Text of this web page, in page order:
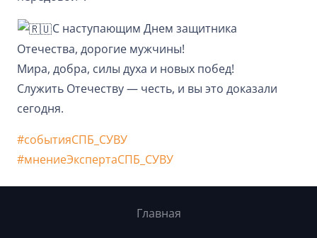
С наступающим Днем защитника
Отечества, дорогие мужчины!
Мира, добра, силы духа и новых побед!
Служить Отечеству — честь, и вы это доказали
сегодня.
#событияСПБ_СУВУ
#мнениеЭкспертаСПБ_СУВУ
Главная